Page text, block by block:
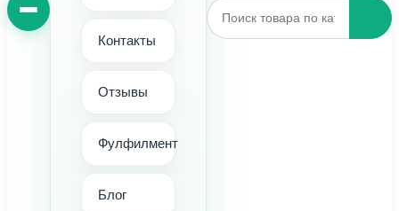
Контакты
Отзывы
Фулфилмент
Блог